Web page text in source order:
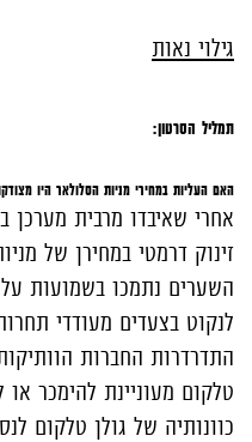
גילוי נאות
תמליל הסרטון:
האם העליות במחירי מניות הסלולאר היו
אחרי שאיבדו מרבית מערכן
זינוק דרמטי במחירן של
השערים נתמכו בשמועות
לנקוט בצעדים מעודדי
התדרדרות החברות
טלקום מעוניינת להימכר
כוונותיה של גולן טלקום